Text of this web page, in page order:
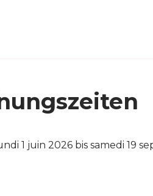
1 juin 2026 bis samedi 19